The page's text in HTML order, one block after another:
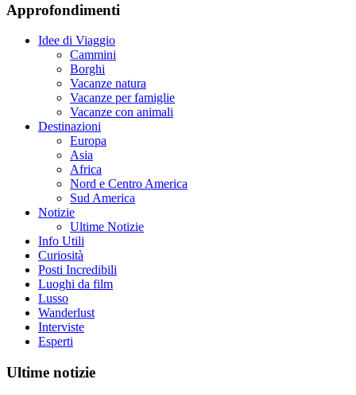
Approfondimenti
Idee di Viaggio
Cammini
Borghi
Vacanze natura
Vacanze per famiglie
Vacanze con animali
Destinazioni
Europa
Asia
Africa
Nord e Centro America
Sud America
Notizie
Ultime Notizie
Info Utili
Curiosità
Posti Incredibili
Luoghi da film
Lusso
Wanderlust
Interviste
Esperti
Ultime notizie